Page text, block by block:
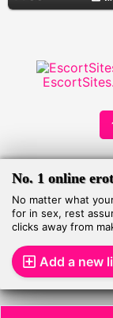
No. 1 online
No matter what
for in sex, rest
clicks away from
Add a new